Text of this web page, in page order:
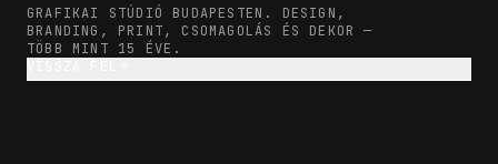
GRAFIKAI STÚDIÓ BUDAPESTEN. DESIGN,
BRANDING, PRINT, CSOMAGOLÁS ÉS DEKOR —
TÖBB MINT 15 ÉVE.